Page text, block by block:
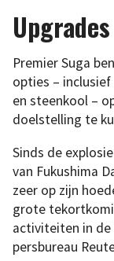
Upgrades
Premier Suga
opties –
en steenkool –
doelstelling te
Sinds de
van Fukushima
zeer op zijn
grote
activiteiten in de
persbureau